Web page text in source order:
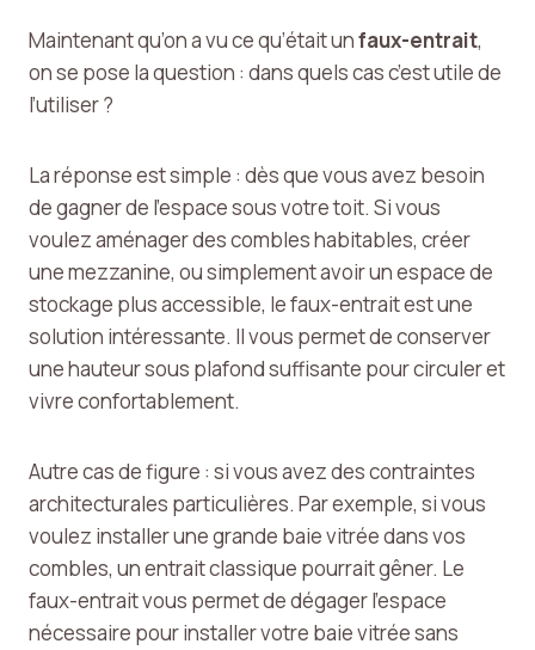
Maintenant qu’on a vu ce qu’était unfaux-entrait,
on se pose la question : dans quels cas c’est utile de
l’utiliser ?
La réponse est simple : dès que vous avez besoin
de gagner de l’espace sous votre toit. Si vous
voulez aménager des combles habitables, créer
une mezzanine, ou simplement avoir un espace de
stockage plus accessible, le faux-entrait est une
solution intéressante. Il vous permet de conserver
une hauteur sous plafond suffisante pour circuler et
vivre confortablement.
Autre cas de figure : si vous avez des contraintes
architecturales particulières. Par exemple, si vous
voulez installer une grande baie vitrée dans vos
combles, un entrait classique pourrait gêner. Le
faux-entrait vous permet de dégager l’espace
nécessaire pour installer votre baie vitrée sans